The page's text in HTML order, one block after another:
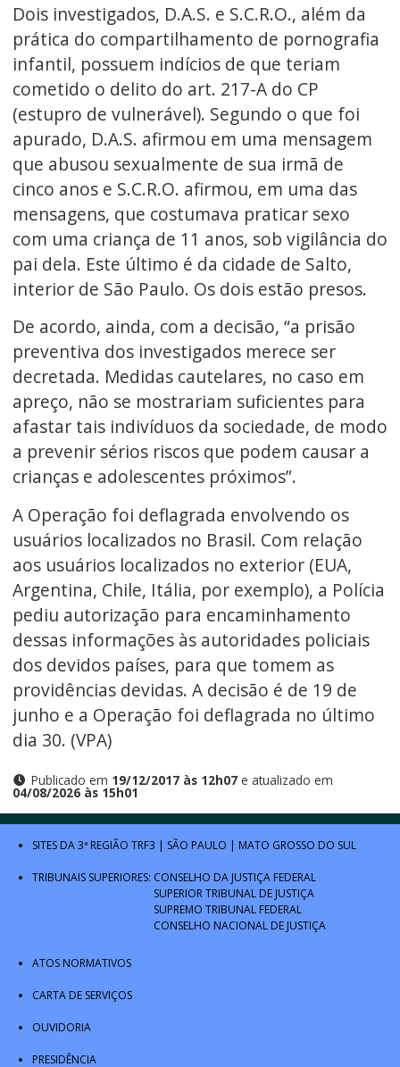
Dois investigados, D.A.S. e S.C.R.O., além da
prática do compartilhamento de pornografia
infantil, possuem indícios de que teriam
cometido o delito do art. 217-A do CP
(estupro de vulnerável). Segundo o que foi
apurado, D.A.S. afirmou em uma mensagem
que abusou sexualmente de sua irmã de
cinco anos e S.C.R.O. afirmou, em uma das
mensagens, que costumava praticar sexo
com uma criança de 11 anos, sob vigilância do
pai dela. Este último é da cidade de Salto,
interior de São Paulo. Os dois estão presos.
De acordo, ainda, com a decisão, “a prisão
preventiva dos investigados merece ser
decretada. Medidas cautelares, no caso em
apreço, não se mostrariam suficientes para
afastar tais indivíduos da sociedade, de modo
a prevenir sérios riscos que podem causar a
crianças e adolescentes próximos”.
A Operação foi deflagrada envolvendo os
usuários localizados no Brasil. Com relação
aos usuários localizados no exterior (EUA,
Argentina, Chile, Itália, por exemplo), a Polícia
pediu autorização para encaminhamento
dessas informações às autoridades policiais
dos devidos países, para que tomem as
providências devidas. A decisão é de 19 de
junho e a Operação foi deflagrada no último
dia 30. (VPA)
Publicado em 19/12/2017 às 12h07e atualizado em
04/08/2026 às 15h01
SITES DA 3ª REGIÃO TRF3 | SÃO PAULO | MATO GROSSO DO SUL
TRIBUNAIS SUPERIORES: CONSELHO DA JUSTIÇA FEDERAL
SUPERIOR TRIBUNAL DE JUSTIÇA
SUPREMO TRIBUNAL FEDERAL
CONSELHO NACIONAL DE JUSTIÇA
ATOS NORMATIVOS
CARTA DE SERVIÇOS
OUVIDORIA
PRESIDÊNCIA